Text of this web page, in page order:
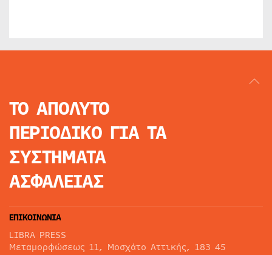
ΤΟ ΑΠΟΛΥΤΟ
ΠΕΡΙΟΔΙΚΟ ΓΙΑ ΤΑ
ΣΥΣΤΗΜΑΤΑ
ΑΣΦΑΛΕΙΑΣ
ΕΠΙΚΟΙΝΩΝΙΑ
LIBRA PRESS
Μεταμορφώσεως 11, Μοσχάτο Αττικής, 183 45